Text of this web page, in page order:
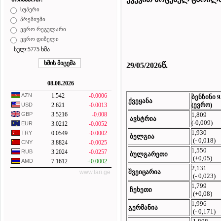
სუპერი
პრემიუმი
ევრო რეგულარი
ევრო დიზელი
სულ:5775 ხმა
08.08.2026
AZN 1.542 -0.0006
USD 2.621 -0.0013
GBP 3.5216 -0.008
EUR 3.0212 -0.0052
TRY 0.0549 -0.0002
CNY 3.8824 -0.0025
RUB 3.2024 -0.0257
AMD 7.1612
+0.0002
www.lari.ge
29/05/2026წ.
ქვეყანა
ბენზინი
(ევრო)
ავსტრია
1,809
(-0,009)
ბელგია
1,930
(- 0,018)
ბულგარეთი
1,550
(+0,05)
შვეიცარია
2,131
(- 0,023)
ჩეხეთი
1,799
(+0,08)
გერმანია
1,996
(- 0,171)